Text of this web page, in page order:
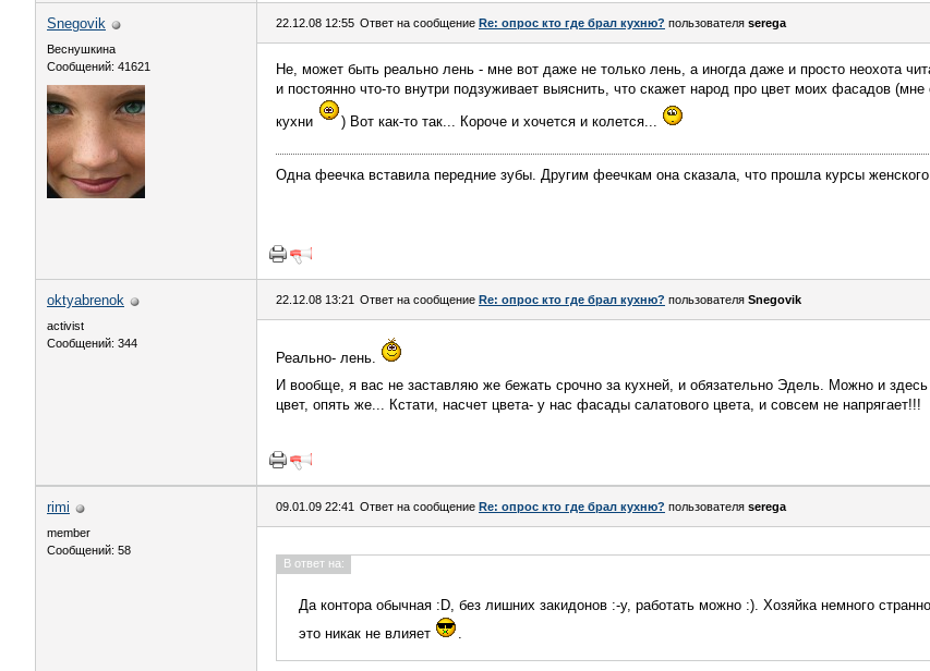
Snegovik
Веснушкина
Сообщений: 41621
22.12.08 12:55 Ответ на сообщение Re: опрос кто где брал кухню? пользователя serega
Не, может быть реально лень - мне вот даже не только лень, а иногда даже и просто неохота
и постоянно что-то внутри подзуживает выяснить, что скажет народ про цвет моих фасадов
кухни
) Вот как-то так... Короче и хочется и колется...
Одна феечка вставила передние зубы. Другим феечкам она сказала, что прошла курсы
oktyabrenok
activist
Сообщений: 344
22.12.08 13:21 Ответ на сообщение Re: опрос кто где брал кухню? пользователя Snegovik
Реально- лень.
И вообще, я вас не заставляю же бежать срочно за кухней, и обязательно Эдель. Можно и
цвет, опять же... Кстати, насчет цвета- у нас фасады салатового цвета, и совсем не напрягает!!!
rimi
member
Сообщений: 58
09.01.09 22:41 Ответ на сообщение Re: опрос кто где брал кухню? пользователя serega
В ответ на:
Да контора обычная :D, без лишних закидонов :-y, работать можно :). Хозяйка немного
это никак не влияет
.